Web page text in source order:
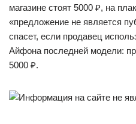
магазине стоят 5000 ₽, на
«предложение не является
спасет, если продавец
Айфона последней модели:
5000 ₽.